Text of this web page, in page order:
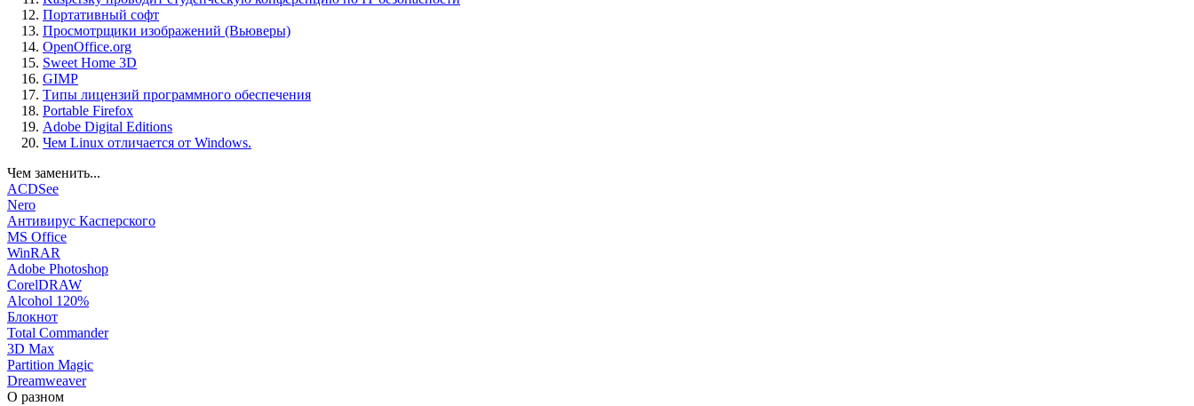
Портативный софт
Просмотрщики изображений (Вьюверы)
OpenOffice.org
Sweet Home 3D
GIMP
Типы лицензий программного обеспечения
Portable Firefox
Adobe Digital Editions
Чем Linux отличается от Windows.
Чем заменить...
ACDSee
Nero
Антивирус Касперского
MS Office
WinRAR
Adobe Photoshop
CorelDRAW
Alcohol 120%
Блокнот
Total Commander
3D Max
Partition Magic
Dreamweaver
О разном